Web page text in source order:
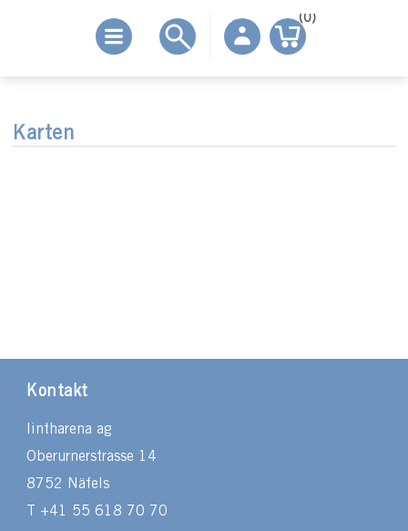
(0)
Karten
Kontakt
lintharena ag
Oberurnerstrasse 14
8752 Näfels
T +41 55 618 70 70